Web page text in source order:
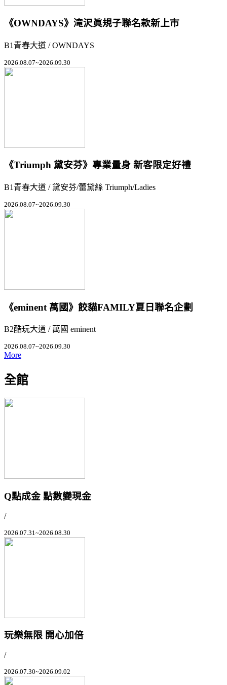
《OWNDAYS》滝沢眞規子聯名款新上市
B1青春大道 / OWNDAYS
2026.08.07~2026.09.30
《Triumph 黛安芬》專業量身 新客限定好禮
B1青春大道 / 黛安芬/蕾黛絲 Triumph/Ladies
2026.08.07~2026.09.30
《eminent 萬國》餃貓FAMILY夏日聯名企劃
B2酷玩大道 / 萬國 eminent
2026.08.07~2026.09.30
More
全館
Q點成金 點數變現金
/
2026.07.31~2026.08.30
玩樂無限 開心加倍
/
2026.07.30~2026.09.02